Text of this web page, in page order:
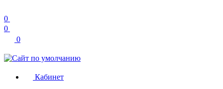
0
0
0
Кабинет